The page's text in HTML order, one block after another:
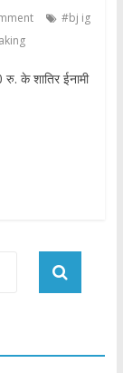
#bj ig
के शातिर ईनामी